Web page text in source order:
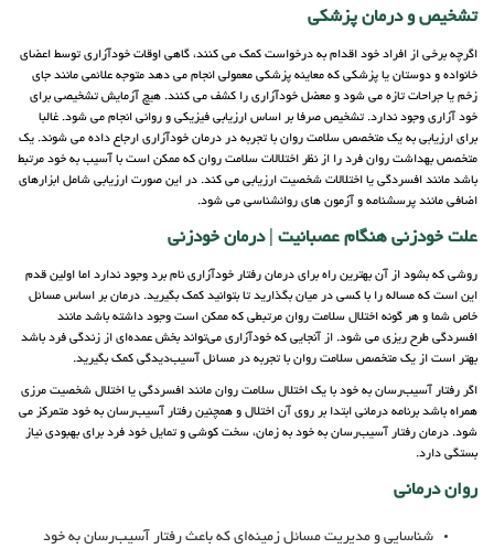
تشخیص و درمان پزشکی
اگرچه برخی از افراد خود اقدام به درخواست کمک می کنند، گاهی اوقات خودآزاری توسط اعضای
خانواده و دوستان یا پزشکی که معاینه پزشکی معمولی انجام می دهد متوجه علائمی مانند جای
زخم یا جراحات تازه می شود و معضل خودآزاری را کشف می کنند. هیچ آزمایش تشخیصی برای
خود آزاری وجود ندارد. تشخیص صرفا بر اساس ارزیابی فیزیکی و روانی انجام می شود. غالبا
برای ارزیابی به یک متخصص سلامت روان با تجربه در درمان خودآزاری ارجاع داده می شوند. یک
متخصص بهداشت روان فرد را از نظر اختلالات سلامت روان که ممکن است با آسیب به خود مرتبط
باشد مانند افسردگی یا اختلالات شخصیت ارزیابی می کند. در این صورت ارزیابی شامل ابزارهای
اضافی مانند پرسشنامه و آزمون های روانشناسی می شود.
علت خودزنی هنگام عصبانیت | درمان خودزنی
روشی که بشود از آن بهترین راه برای درمان رفتار خودآزاری نام برد وجود ندارد اما اولین قدم
این است که مساله را با کسی در میان بگذارید تا بتوانید کمک بگیرید. درمان بر اساس مسائل
خاص شما و هر گونه اختلال سلامت روان مرتبطی که ممکن است وجود داشته باشد مانند
افسردگی طرح ریزی می شود. از آنجایی که خودآزاری می‌تواند بخش عمده‌ای از زندگی فرد باشد
بهتر است از یک متخصص سلامت روان با تجربه در مسائل آسیب‌دیدگی کمک بگیرید.
اگر رفتار آسیب‌رسان به خود با یک اختلال سلامت روان مانند افسردگی یا اختلال شخصیت مرزی
همراه باشد برنامه درمانی ابتدا بر روی آن اختلال و همچنین رفتار آسیب‌رسان به خود متمرکز می
شود. درمان رفتار آسیب‌رسان به خود به زمان، سخت کوشی و تمایل خود فرد برای بهبودی نیاز
بستگی دارد.
روان درمانی
شناسایی و مدیریت مسائل زمینه‌ای که باعث رفتار آسیب‌رسان به خود